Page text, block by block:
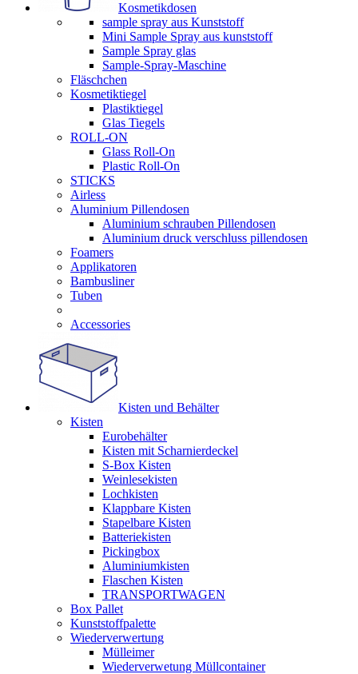
Kosmetikdosen
sample spray aus Kunststoff
Mini Sample Spray aus kunststoff
Sample Spray glas
Sample-Spray-Maschine
Fläschchen
Kosmetiktiegel
Plastiktiegel
Glas Tiegels
ROLL-ON
Glass Roll-On
Plastic Roll-On
STICKS
Airless
Aluminium Pillendosen
Aluminium schrauben Pillendosen
Aluminium druck verschluss pillendosen
Foamers
Applikatoren
Bambusliner
Tuben
Accessories
Kisten und Behälter
Kisten
Eurobehälter
Kisten mit Scharnierdeckel
S-Box Kisten
Weinlesekisten
Lochkisten
Klappbare Kisten
Stapelbare Kisten
Batteriekisten
Pickingbox
Aluminiumkisten
Flaschen Kisten
TRANSPORTWAGEN
Box Pallet
Kunststoffpalette
Wiederverwertung
Mülleimer
Wiederverwetung Müllcontainer